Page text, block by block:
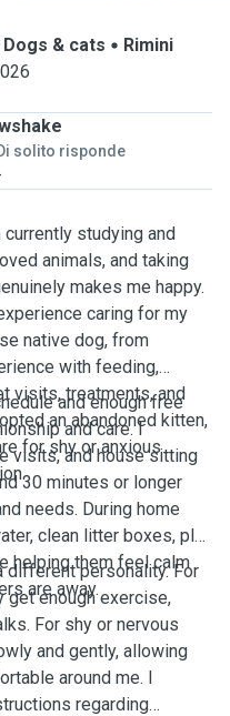
& cats
Rimini
solito risponde
currently studying and
animals, and taking
makes me happy.
caring for my
native dog, from
with feeding,
visits, treatments, and
an abandoned kitten,
for shy or anxious
and enough free
and care. I
visits, and house sitting
30 minutes or longer
needs. During home
clean litter boxes, play
helping them feel calm
are away.
different personality. For
get enough exercise,
For shy or nervous
and gently, allowing
around me. I
regarding